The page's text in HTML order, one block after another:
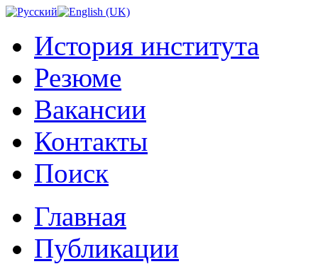
История института
Резюме
Вакансии
Контакты
Поиск
Главная
Публикации